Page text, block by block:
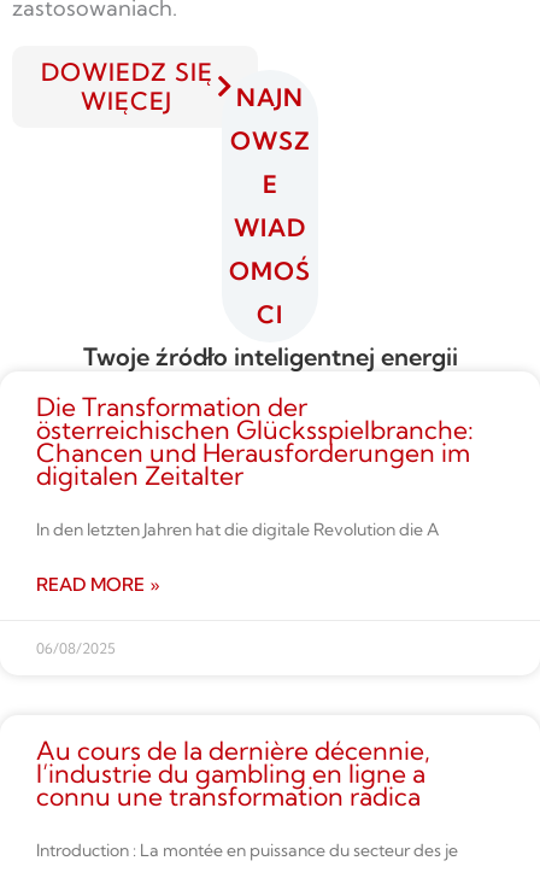
zastosowaniach.
DOWIEDZ SIĘ
WIĘCEJ
NAJN
OWSZ
E
WIAD
OMOŚ
CI
Twoje źródło inteligentnej energii
Die Transformation der
österreichischen Glücksspielbranche:
Chancen und Herausforderungen im
digitalen Zeitalter
In den letzten Jahren hat die digitale Revolution die A
READ MORE »
06/08/2025
Au cours de la dernière décennie,
l’industrie du gambling en ligne a
connu une transformation radica
Introduction : La montée en puissance du secteur des je